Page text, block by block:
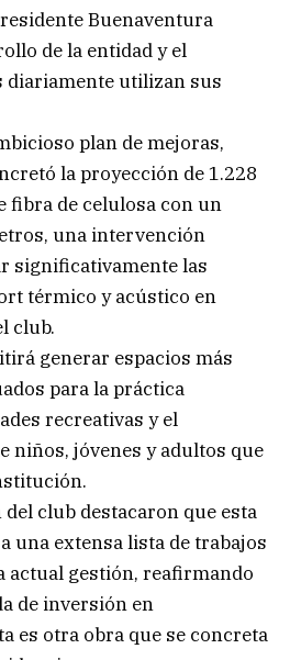
Buenaventura
de la entidad y el
diariamente utilizan sus
plan de mejoras,
la proyección de 1.228
fibra de celulosa con un
una intervención
significativamente las
térmico y acústico en
club.
generar espacios más
para la práctica
recreativas y el
niños, jóvenes y adultos que
club destacaron que esta
una extensa lista de trabajos
actual gestión, reafirmando
de inversión en
es otra obra que se concreta